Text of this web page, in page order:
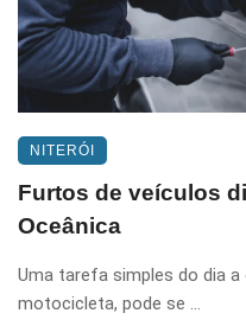
NITERÓI
Furtos de veículos
Oceânica
Uma tarefa simples do dia
motocicleta, pode se ...